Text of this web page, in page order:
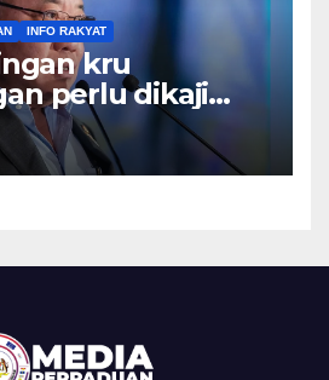
INFO RAKYAT
kru
perlu dikaji
keyakinan
– Tiong